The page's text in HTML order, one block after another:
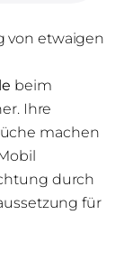
von etwaigen
beim
Ihre
machen
durch
für